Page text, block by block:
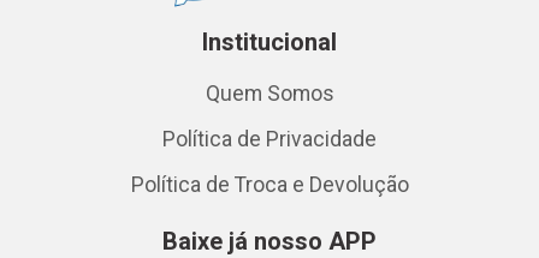
Institucional
Quem Somos
Política de Privacidade
Política de Troca e Devolução
Baixe já nosso APP